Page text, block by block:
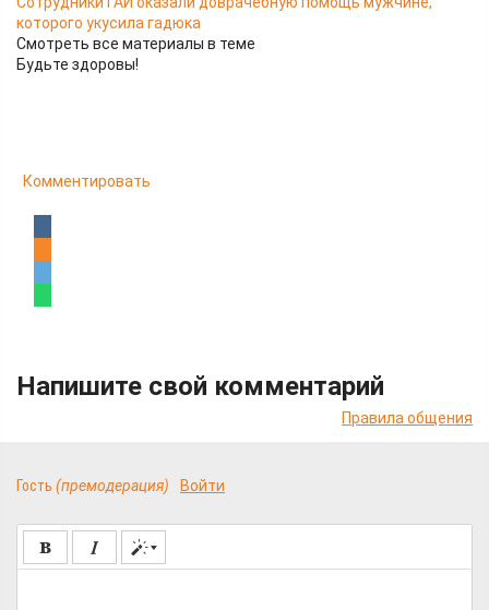
которого укусила гадюка
Смотреть все материалы в теме
Будьте здоровы!
Комментировать
Напишите свой комментарий
Правила общения
Гость (премодерация) Войти